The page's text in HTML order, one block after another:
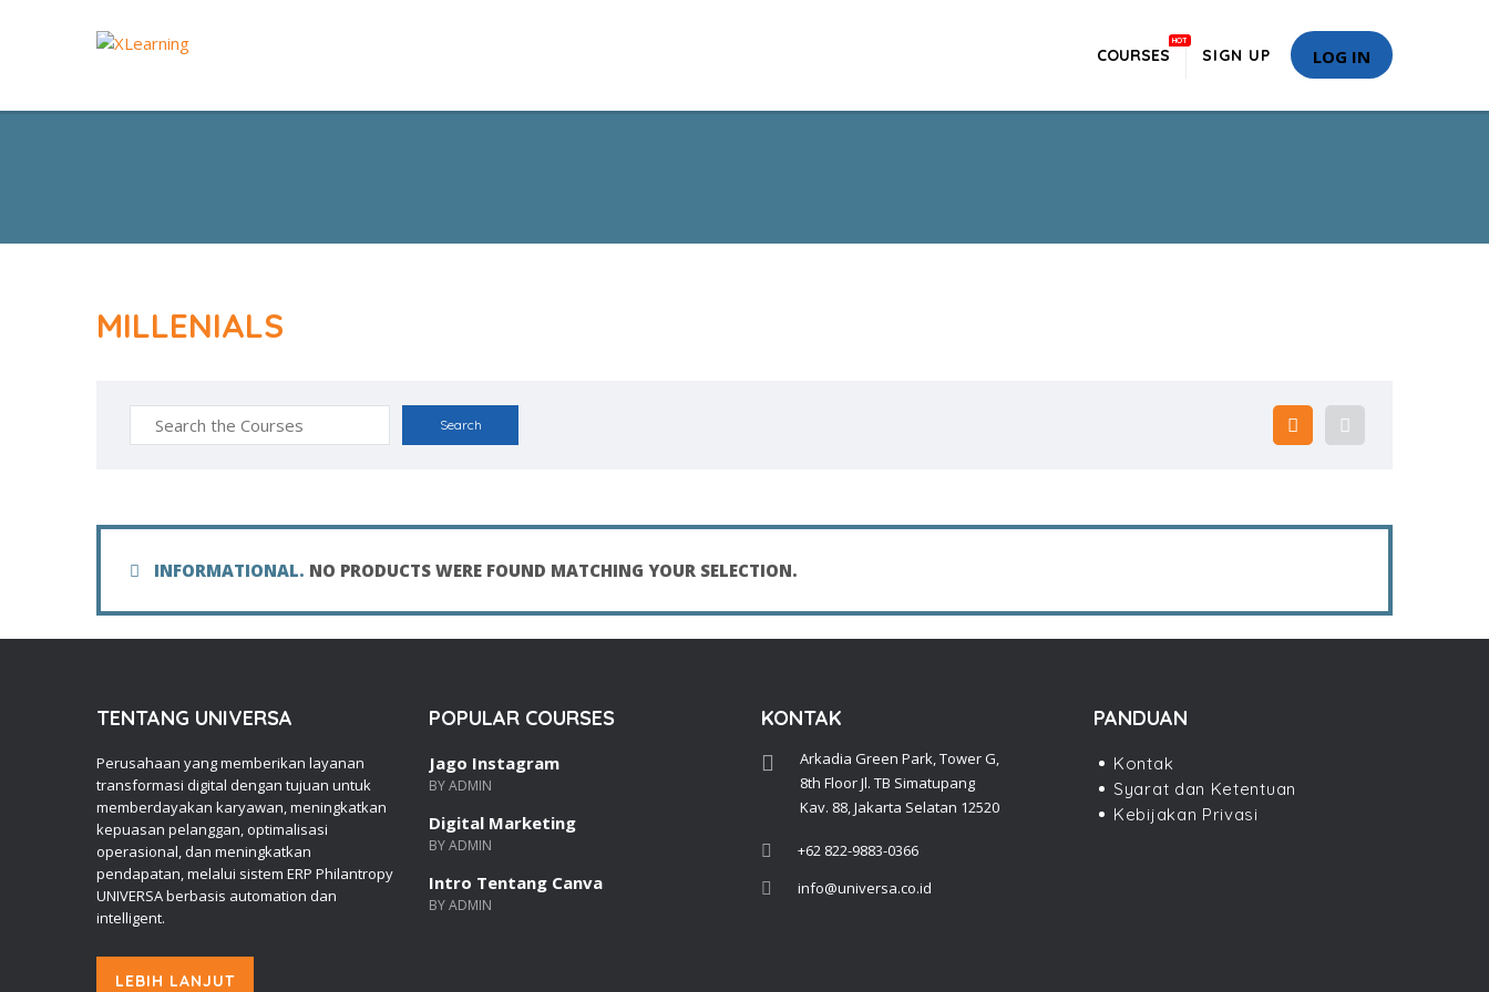
SIGN UP LOG IN
COURSES
HOT
MILLENIALS
Search
for:
INFORMATIONAL. NO PRODUCTS WERE FOUND MATCHING YOUR SELECTION.
TENTANG UNIVERSA
Perusahaan yang memberikan layanan
transformasi digital dengan tujuan untuk
memberdayakan karyawan, meningkatkan
kepuasan pelanggan, optimalisasi
operasional, dan meningkatkan
pendapatan, melalui sistem ERP Philantropy
UNIVERSA berbasis automation dan
intelligent.
LEBIH LANJUT
POPULAR COURSES
Jago Instagram
BY ADMIN
Digital Marketing
BY ADMIN
Intro Tentang Canva
BY ADMIN
KONTAK
Arkadia Green Park, Tower G,
8th Floor Jl. TB Simatupang
Kav. 88, Jakarta Selatan 12520
+62 822-9883-0366
info@universa.co.id
PANDUAN
Kontak
Syarat dan Ketentuan
Kebijakan Privasi